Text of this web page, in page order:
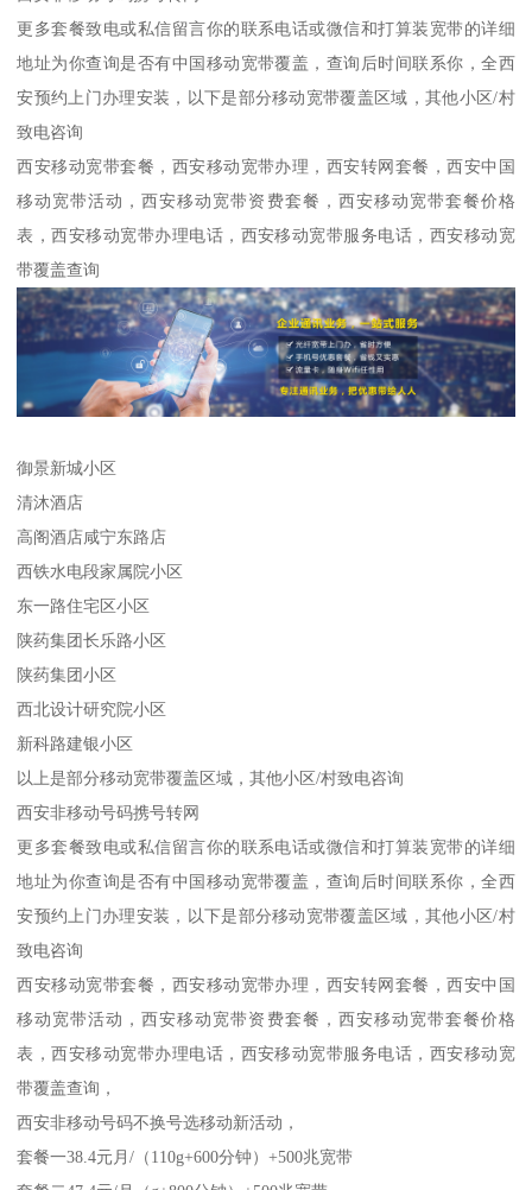
更多套餐致电或私信留言你的联系电话或微信和打算装宽带的详细
地址为你查询是否有中国移动宽带覆盖，查询后时间联系你，全西
安预约上门办理安装，以下是部分移动宽带覆盖区域，其他小区/村
致电咨询
西安移动宽带套餐，西安移动宽带办理，西安转网套餐，西安中国
移动宽带活动，西安移动宽带资费套餐，西安移动宽带套餐价格
表，西安移动宽带办理电话，西安移动宽带服务电话，西安移动宽
带覆盖查询
御景新城小区
清沐酒店
高阁酒店咸宁东路店
西铁水电段家属院小区
东一路住宅区小区
陕药集团长乐路小区
陕药集团小区
西北设计研究院小区
新科路建银小区
以上是部分移动宽带覆盖区域，其他小区/村致电咨询
西安非移动号码携号转网
更多套餐致电或私信留言你的联系电话或微信和打算装宽带的详细
地址为你查询是否有中国移动宽带覆盖，查询后时间联系你，全西
安预约上门办理安装，以下是部分移动宽带覆盖区域，其他小区/村
致电咨询
西安移动宽带套餐，西安移动宽带办理，西安转网套餐，西安中国
移动宽带活动，西安移动宽带资费套餐，西安移动宽带套餐价格
表，西安移动宽带办理电话，西安移动宽带服务电话，西安移动宽
带覆盖查询，
西安非移动号码不换号选移动新活动，
套餐一38.4元月/（110g+600分钟）+500兆宽带